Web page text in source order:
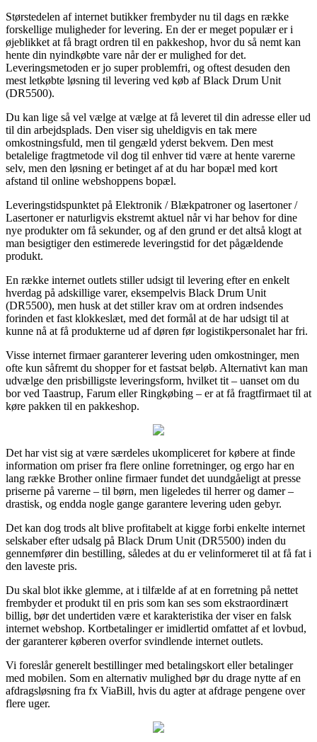
Størstedelen af internet butikker frembyder nu til dags en række
forskellige muligheder for levering. En der er meget populær er i
øjeblikket at få bragt ordren til en pakkeshop, hvor du så nemt kan
hente din nyindkøbte vare når der er mulighed for det.
Leveringsmetoden er jo super problemfri, og oftest desuden den
mest letkøbte løsning til levering ved køb af Black Drum Unit
(DR5500).
Du kan lige så vel vælge at vælge at få leveret til din adresse eller ud
til din arbejdsplads. Den viser sig uheldigvis en tak mere
omkostningsfuld, men til gengæld yderst bekvem. Den mest
betalelige fragtmetode vil dog til enhver tid være at hente varerne
selv, men den løsning er betinget af at du har bopæl med kort
afstand til online webshoppens bopæl.
Leveringstidspunktet på Elektronik / Blækpatroner og lasertoner /
Lasertoner er naturligvis ekstremt aktuel når vi har behov for dine
nye produkter om få sekunder, og af den grund er det altså klogt at
man besigtiger den estimerede leveringstid for det pågældende
produkt.
En række internet outlets stiller udsigt til levering efter en enkelt
hverdag på adskillige varer, eksempelvis Black Drum Unit
(DR5500), men husk at det stiller krav om at ordren indsendes
forinden et fast klokkeslæt, med det formål at de har udsigt til at
kunne nå at få produkterne ud af døren før logistikpersonalet har fri.
Visse internet firmaer garanterer levering uden omkostninger, men
ofte kun såfremt du shopper for et fastsat beløb. Alternativt kan man
udvælge den prisbilligste leveringsform, hvilket tit – uanset om du
bor ved Taastrup, Farum eller Ringkøbing – er at få fragtfirmaet til at
køre pakken til en pakkeshop.
Det har vist sig at være særdeles ukompliceret for købere at finde
information om priser fra flere online forretninger, og ergo har en
lang række Brother online firmaer fundet det uundgåeligt at presse
priserne på varerne – til børn, men ligeledes til herrer og damer –
drastisk, og endda nogle gange garantere levering uden gebyr.
Det kan dog trods alt blive profitabelt at kigge forbi enkelte internet
selskaber efter udsalg på Black Drum Unit (DR5500) inden du
gennemfører din bestilling, således at du er velinformeret til at få fat i
den laveste pris.
Du skal blot ikke glemme, at i tilfælde af at en forretning på nettet
frembyder et produkt til en pris som kan ses som ekstraordinært
billig, bør det undertiden være et karakteristika der viser en falsk
internet webshop. Kortbetalinger er imidlertid omfattet af et lovbud,
der garanterer køberen overfor svindlende internet outlets.
Vi foreslår generelt bestillinger med betalingskort eller betalinger
med mobilen. Som en alternativ mulighed bør du drage nytte af en
afdragsløsning fra fx ViaBill, hvis du agter at afdrage pengene over
flere uger.